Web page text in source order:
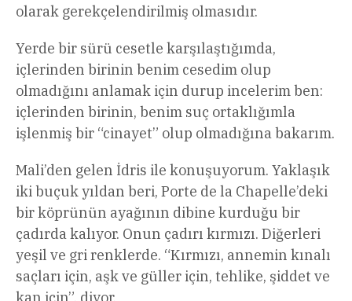
olarak gerekçelendirilmiş olmasıdır.
Yerde bir sürü cesetle karşılaştığımda,
içlerinden birinin benim cesedim olup
olmadığını anlamak için durup incelerim ben:
içlerinden birinin, benim suç ortaklığımla
işlenmiş bir “cinayet” olup olmadığına bakarım.
Mali’den gelen İdris ile konuşuyorum. Yaklaşık
iki buçuk yıldan beri, Porte de la Chapelle’deki
bir köprünün ayağının dibine kurduğu bir
çadırda kalıyor. Onun çadırı kırmızı. Diğerleri
yeşil ve gri renklerde. “Kırmızı, annemin kınalı
saçları için, aşk ve güller için, tehlike, şiddet ve
kan için”, diyor.